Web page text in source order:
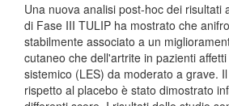
Una nuova analisi post-hoc dei risultati
di Fase III TULIP ha mostrato che
stabilmente associato a un
cutaneo che dell'artrite in pazienti
sistemico (LES) da moderato a grave.
rispetto al placebo è stato dimostrato